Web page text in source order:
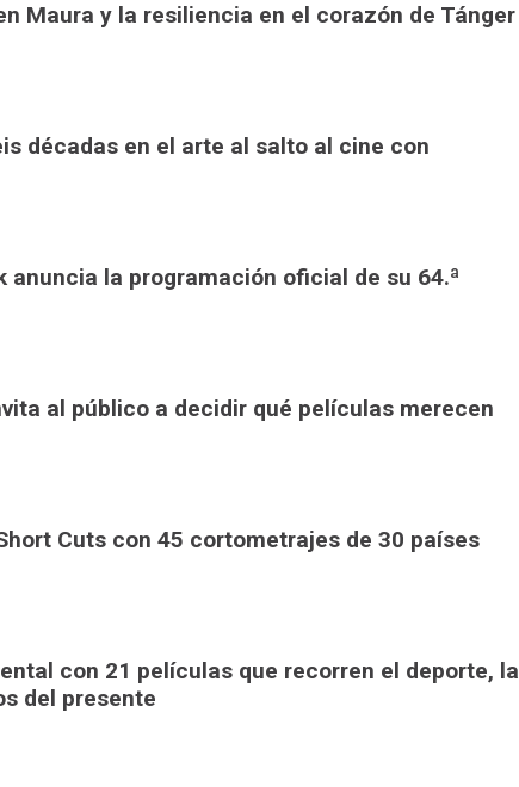
Maura y la resiliencia en el corazón de Tánger
décadas en el arte al salto al cine con
anuncia la programación oficial de su 64.ª
al público a decidir qué películas merecen
Cuts con 45 cortometrajes de 30 países
con 21 películas que recorren el deporte, la
del presente